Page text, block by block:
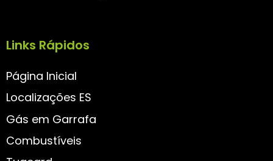
Links Rápidos
Página Inicial
Localizações ES
Gás em Garrafa
Combustíveis